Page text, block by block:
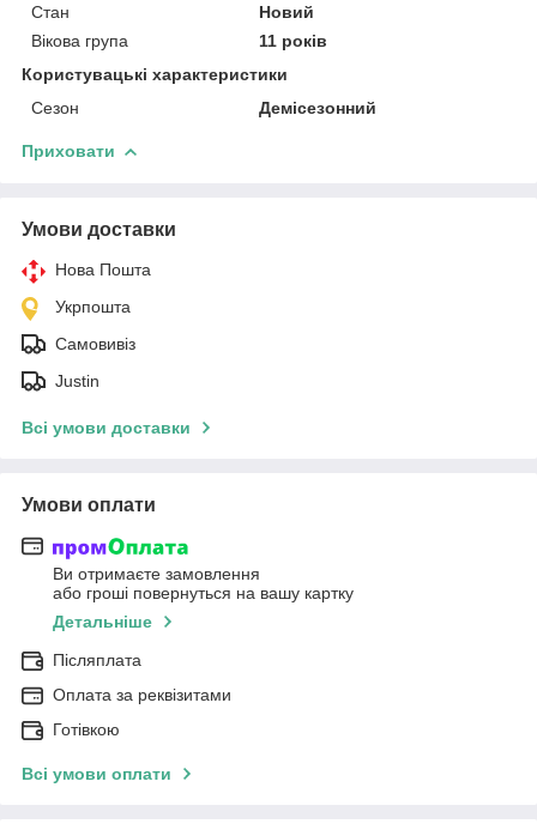
Стан
Новий
Вікова група
11 років
Користувацькі характеристики
Сезон
Демісезонний
Приховати
Умови доставки
Нова Пошта
Укрпошта
Самовивіз
Justin
Всі умови доставки
Умови оплати
Ви отримаєте замовлення
або гроші повернуться на вашу картку
Детальніше
Післяплата
Оплата за реквізитами
Готівкою
Всі умови оплати